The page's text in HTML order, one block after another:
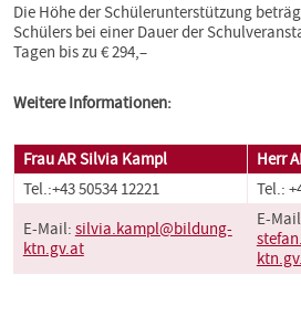
Die Höhe der Schülerunterstützung
Schülers bei einer Dauer der
Tagen bis zu € 294,–
Weitere Informationen:
Frau AR Silvia Kampl
Herr
Tel.:+43 50534 12221
Tel.:
E-Mail: silvia.kampl@bildung-
ktn.gv.at
E-